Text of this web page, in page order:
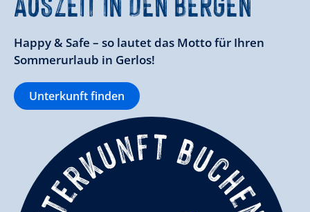
Happy & Safe – so lautet das Motto für Ihren
Sommerurlaub in Gerlos!
Unterkunft finden